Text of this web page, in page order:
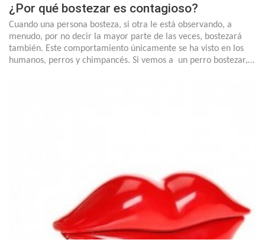
¿Por qué bostezar es contagioso?
Cuando una persona bosteza, si otra le está observando, a
menudo, por no decir la mayor parte de las veces, bostezará
también. Este comportamiento únicamente se ha visto en los
humanos, perros y chimpancés. Si vemos a un perro bostezar,…